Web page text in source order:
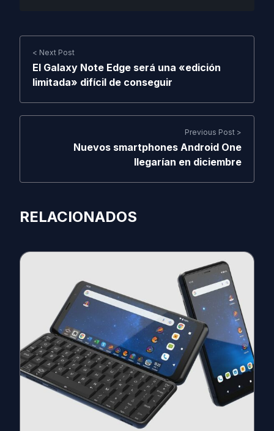
< Next Post
El Galaxy Note Edge será una «edición
limitada» difícil de conseguir
Previous Post >
Nuevos smartphones Android One
llegarían en diciembre
RELACIONADOS